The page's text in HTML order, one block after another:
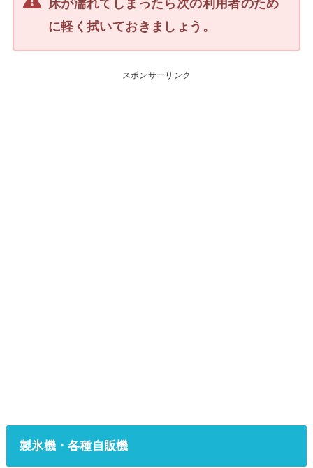
床が濡れてしまったら次の利用者のため
に軽く拭いておきましょう。
スポンサーリンク
製氷機・各種自販機